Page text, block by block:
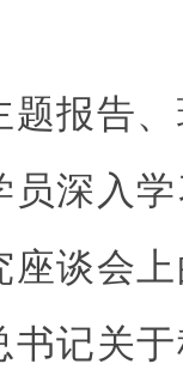
报告、
员深入
座谈会
书记关